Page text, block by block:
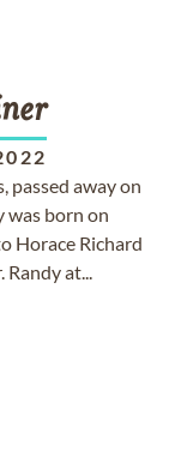
passed away on
was born on
Horace Richard
at...